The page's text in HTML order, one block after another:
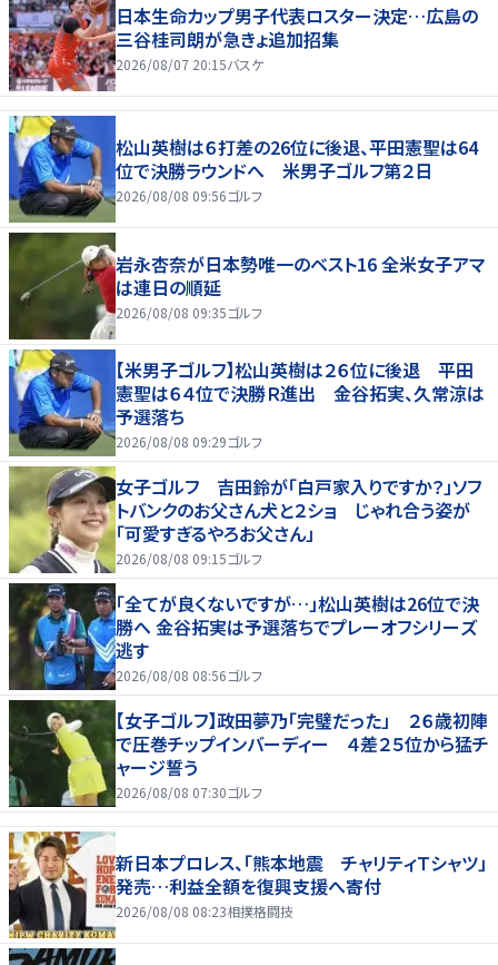
日本生命カップ男子代表ロスター決定…広島の
三谷桂司朗が急きょ追加招集
2026/08/07 20:15バスケ
松山英樹は６打差の26位に後退、平田憲聖は64
位で決勝ラウンドへ 米男子ゴルフ第２日
2026/08/08 09:56ゴルフ
岩永杏奈が日本勢唯一のベスト16 全米女子アマ
は連日の順延
2026/08/08 09:35ゴルフ
【米男子ゴルフ】松山英樹は２６位に後退 平田
憲聖は６４位で決勝Ｒ進出 金谷拓実、久常涼は
予選落ち
2026/08/08 09:29ゴルフ
女子ゴルフ 吉田鈴が「白戸家入りですか？」ソフ
トバンクのお父さん犬と２ショ じゃれ合う姿が
「可愛すぎるやろお父さん」
2026/08/08 09:15ゴルフ
「全てが良くないですが…」松山英樹は26位で決
勝へ 金谷拓実は予選落ちでプレーオフシリーズ
逃す
2026/08/08 08:56ゴルフ
【女子ゴルフ】政田夢乃「完璧だった」 ２６歳初陣
で圧巻チップインバーディー ４差２５位から猛チ
ャージ誓う
2026/08/08 07:30ゴルフ
新日本プロレス、「熊本地震 チャリティＴシャツ」
発売…利益全額を復興支援へ寄付
2026/08/08 08:23相撲格闘技